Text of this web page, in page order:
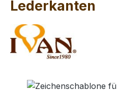
Lederkanten
Bildergalerie überspringen